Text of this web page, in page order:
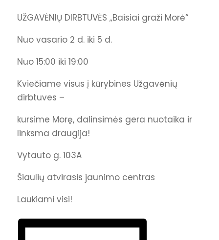
UŽGAVĖNIŲ DIRBTUVĖS „Baisiai graži Morė“
Nuo vasario 2 d. iki 5 d.
Nuo 15:00 iki 19:00
Kviečiame visus į kūrybines Užgavėnių
dirbtuves –
kursime Morę, dalinsimės gera nuotaika ir
linksma draugija!
Vytauto g. 103A
Šiaulių atvirasis jaunimo centras
Laukiami visi!